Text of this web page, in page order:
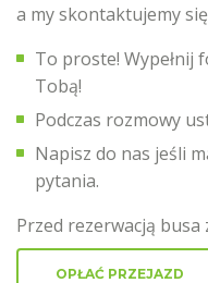
a my skontaktujemy
To proste! Wypełnij
Tobą!
Podczas rozmowy
Napisz do nas jeśli
pytania.
Przed rezerwacją busa
OPŁAĆ PRZEJAZD